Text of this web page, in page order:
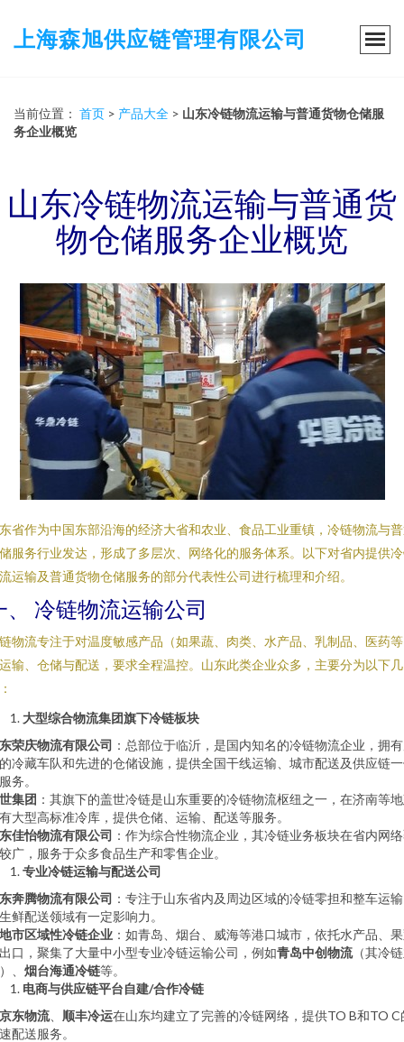
上海森旭供应链管理有限公司
当前位置： 首页 > 产品大全 > 山东冷链物流运输与普通货物仓储服
务企业概览
山东冷链物流运输与普通货
物仓储服务企业概览
省作为中国东部沿海的经济大省和农业、食品工业重镇，冷链物流与
服务行业发达，形成了多层次、网络化的服务体系。以下对省内提供
运输及普通货物仓储服务的部分代表性公司进行梳理和介绍。
、 冷链物流运输公司
物流专注于对温度敏感产品（如果蔬、肉类、水产品、乳制品、医药
输、仓储与配送，要求全程温控。山东此类企业众多，主要分为以下几
大型综合物流集团旗下冷链板块
荣庆物流有限公司 ：总部位于临沂，是国内知名的冷链物流企业，拥
冷藏车队和先进的仓储设施，提供全国干线运输、城市配送及供应链
务。
集团 ：其旗下的盖世冷链是山东重要的冷链物流枢纽之一，在济南等
大型高标准冷库，提供仓储、运输、配送等服务。
佳怡物流有限公司 ：作为综合性物流企业，其冷链业务板块在省内网
广，服务于众多食品生产和零售企业。
专业冷链运输与配送公司
奔腾物流有限公司 ：专注于山东省内及周边区域的冷链零担和整车运
鲜配送领域有一定影响力。
市区域性冷链企业 ：如青岛、烟台、威海等港口城市，依托水产品、
口，聚集了大量中小型专业冷链运输公司，例如青岛中创物流（其冷
、 烟台海通冷链等。
电商与供应链平台自建/合作冷链
京东物流、 顺丰冷运在山东均建立了完善的冷链网络，提供TO B和TO C
配送服务。